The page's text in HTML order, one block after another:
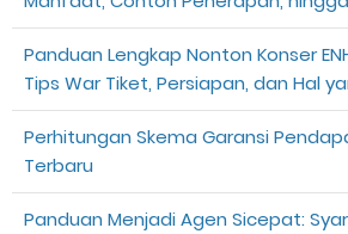
Panduan Lengkap Nonton Konser
Tips War Tiket, Persiapan, dan Hal
Perhitungan Skema Garansi
Terbaru
Panduan Menjadi Agen Sicepat: